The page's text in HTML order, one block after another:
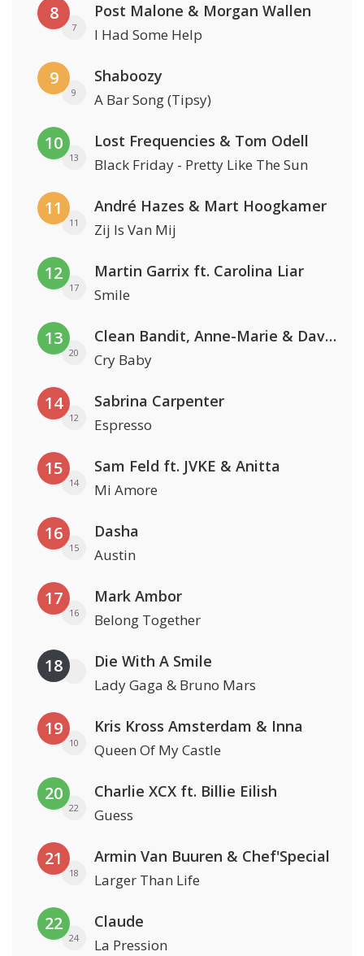
8
7
Post Malone & Morgan Wallen
I Had Some Help
9
9
Shaboozy
A Bar Song (Tipsy)
10
13
Lost Frequencies & Tom Odell
Black Friday - Pretty Like The Sun
11
11
André Hazes & Mart Hoogkamer
Zij Is Van Mij
12
17
Martin Garrix ft. Carolina Liar
Smile
13
20
Clean Bandit, Anne-Marie & David Guetta
Cry Baby
14
12
Sabrina Carpenter
Espresso
15
14
Sam Feld ft. JVKE & Anitta
Mi Amore
16
15
Dasha
Austin
17
16
Mark Ambor
Belong Together
18 Die With A Smile
Lady Gaga & Bruno Mars
19
10
Kris Kross Amsterdam & Inna
Queen Of My Castle
20
22
Charlie XCX ft. Billie Eilish
Guess
21
18
Armin Van Buuren & Chef'Special
Larger Than Life
22
24
Claude
La Pression